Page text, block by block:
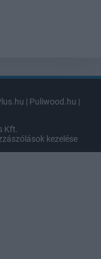
| Puliwood.hu |
Kft.
kezelése